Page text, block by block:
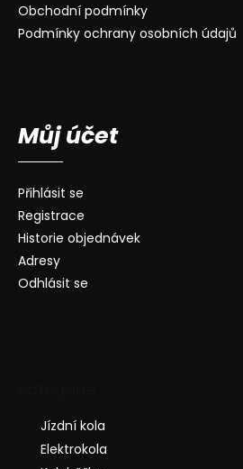
Obchodní podmínky
Podmínky ochrany osobních údajů
Můj účet
Přihlásit se
Registrace
Historie objednávek
Adresy
Odhlásit se
Jízdní kola
Elektrokola